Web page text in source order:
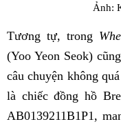
Ảnh:
Tương tự, trong
(Yoo Yeon Seok)
câu chuyện không
là chiếc đồng hồ
AB0139211B1P1,